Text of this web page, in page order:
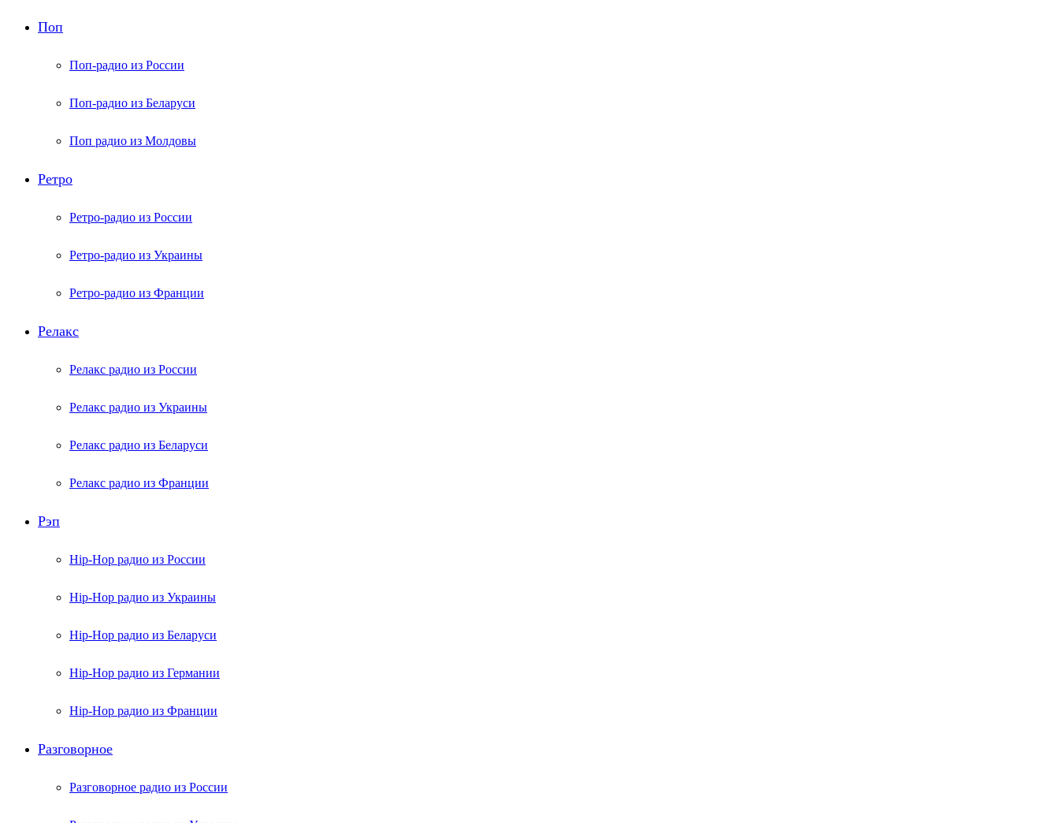
Поп
Поп-радио из России
Поп-радио из Беларуси
Поп радио из Молдовы
Ретро
Ретро-радио из России
Ретро-радио из Украины
Ретро-радио из Франции
Релакс
Релакс радио из России
Релакс радио из Украины
Релакс радио из Беларуси
Релакс радио из Франции
Рэп
Hip-Hop радио из России
Hip-Hop радио из Украины
Hip-Hop радио из Беларуси
Hip-Hop радио из Германии
Hip-Hop радио из Франции
Разговорное
Разговорное радио из России